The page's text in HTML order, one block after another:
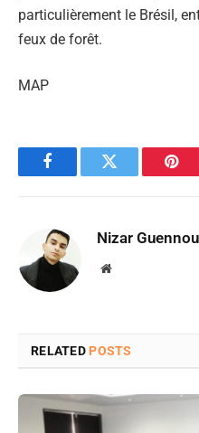
particulièrement le Brésil,
feux de forêt.
MAP
FacebookTwitter
Nizar
Website
RELATED POSTS